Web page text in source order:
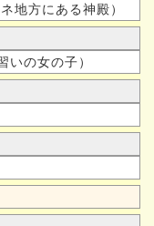
地方にある神殿）
の女の子）